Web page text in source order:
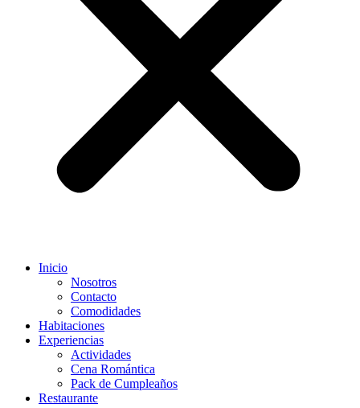
Inicio
Nosotros
Contacto
Comodidades
Habitaciones
Experiencias
Actividades
Cena Romántica
Pack de Cumpleaños
Restaurante